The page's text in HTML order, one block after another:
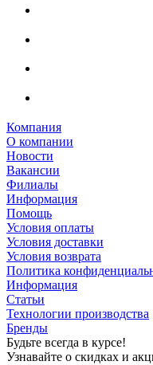
Компания
О компании
Новости
Вакансии
Филиалы
Информация
Помощь
Условия оплаты
Условия доставки
Условия возврата
Политика
Информация
Статьи
Технологии производства
Бренды
Будьте всегда в курсе!
Узнавайте о скидках и